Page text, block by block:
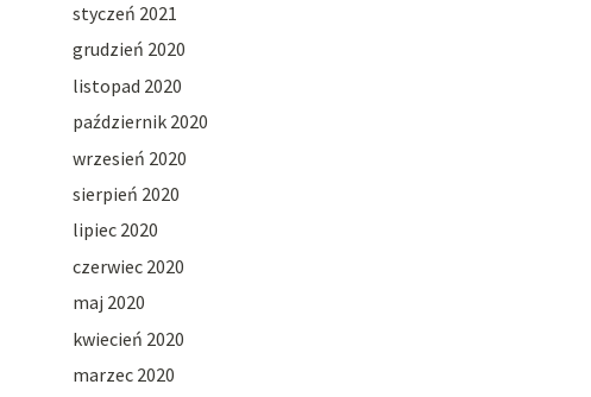
styczeń 2021
grudzień 2020
listopad 2020
październik 2020
wrzesień 2020
sierpień 2020
lipiec 2020
czerwiec 2020
maj 2020
kwiecień 2020
marzec 2020